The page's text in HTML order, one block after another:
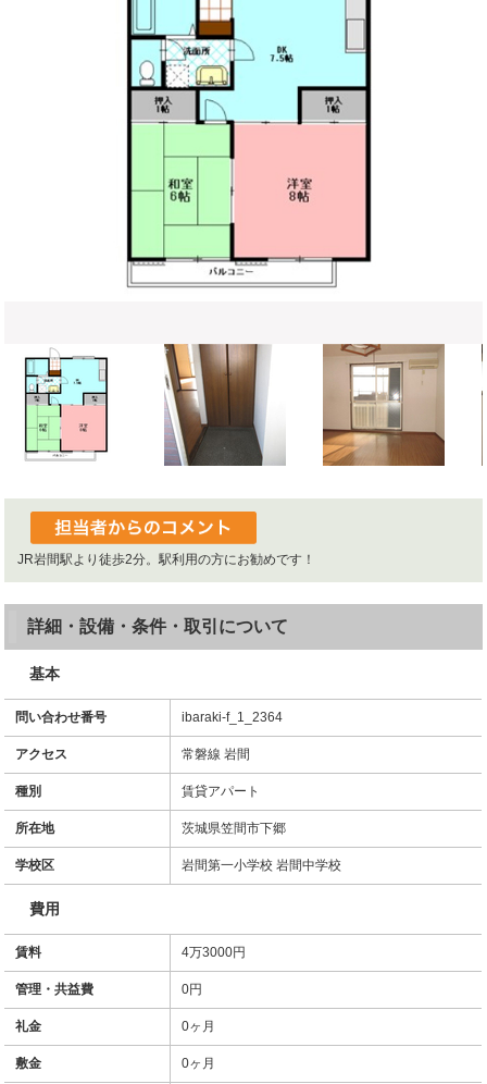
Previous
JR岩間駅より徒歩2分。駅利用の方にお勧めです！
詳細・設備・条件・取引について
基本
問い合わせ番号 ibaraki-f_1_2364
アクセス 常磐線 岩間
種別 賃貸アパート
所在地 茨城県笠間市下郷
学校区 岩間第一小学校 岩間中学校
費用
賃料 4万3000円
管理・共益費 0円
礼金 0ヶ月
敷金 0ヶ月